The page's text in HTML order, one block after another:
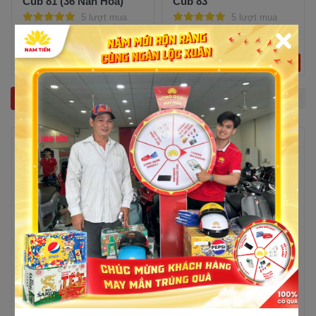
5 lượt mua
15,000,000đ 15,000,000đ
Trả góp Xem chi tiết
5 lượt mua
18,500,000đ 18,500,000đ
Trả góp Xem chi tiết
Xe tay ga 50cc
-9%
Xe tay ga 50cc Kymco
Candy 50 Hermosa
5 lượt mua
-4%
Xe Tay Ga 50cc SYM
Passing
5 lượt mua